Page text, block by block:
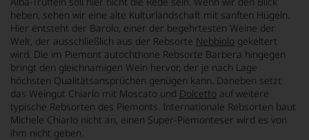
heben, sehen wir eine alte Kulturlandschaft mit sanften Hügeln.
Hier entsteht der Barolo, einer der begehrtesten Weine der
Welt, der ausschließlich aus der Rebsorte Nebbiolo gekeltert
wird. Die im Piemont autochthone Rebsorte Barbera hingegen
bringt den gleichnamigen Wein hervor, der je nach Lage
höchsten Qualitätsansprüchen genügen kann. Daneben setzt
das Weingut Chiarlo mit Moscato und Dolcetto auf weitere
typische Rebsorten des Piemonts. Internationale Rebsorten baut
Michele Chiarlo nicht an, einen Super-Piemonteser wird es von
ihm nicht geben.